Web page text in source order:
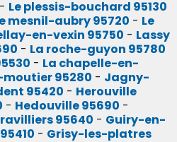
- Le plessis-bouchard 95130
mesnil-aubry 95720 - Le
en-vexin 95750 - Lassy
- La roche-guyon 95780
- La chapelle-en-
95280 - Jagny-
95420 - Herouville
- Hedouville 95690 -
95640 - Guiry-en-
- Grisy-les-platres